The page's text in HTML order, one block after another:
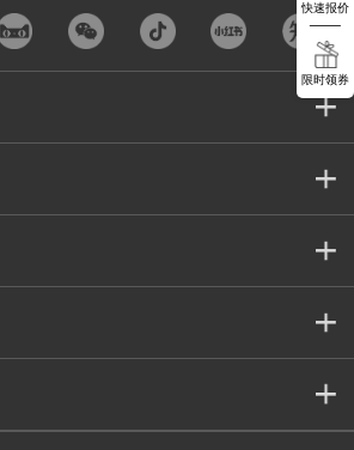
快速报价
限时领券